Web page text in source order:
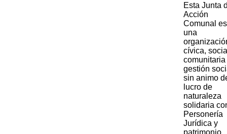
​Esta Junta
Acción
Comunal es
una
cívica,
comunitaria
gestión
sin animo
lucro de
naturaleza
solidaria
Personería
Jurídica y
patrimonio